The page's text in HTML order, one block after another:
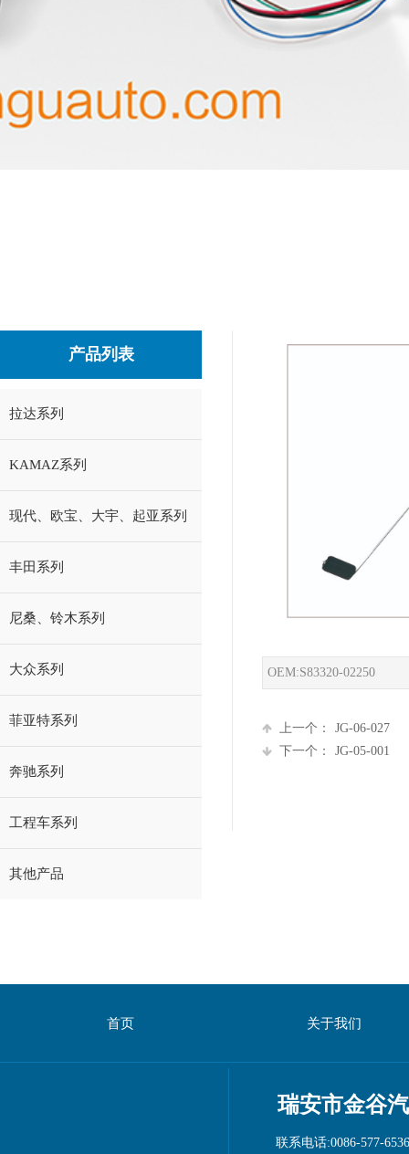
OEM:S83320-02250
上一个：
JG-06-027
下一个：
JG-05-001
产品列表
拉达系列
KAMAZ系列
现代、欧宝、大宇、起亚系列
丰田系列
尼桑、铃木系列
大众系列
菲亚特系列
奔驰系列
工程车系列
其他产品
联系电话:0086-577-
首页 关于我们
瑞安市金谷